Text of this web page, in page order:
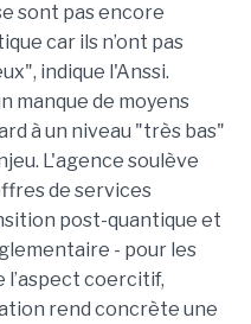
sont pas encore
car ils n’ont pas
indique l'Anssi.
manque de moyens
à un niveau "très bas"
L'agence soulève
de services
post-quantique et
- pour les
l’aspect coercitif,
rend concrète une